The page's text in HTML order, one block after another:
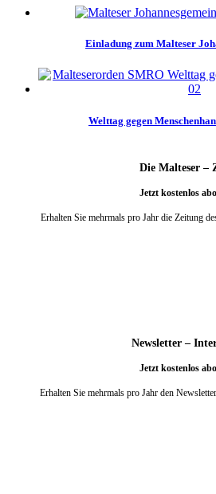
Einladung zum Malteser
Welttag gegen
Die Malteser –
Jetzt kostenlos
Erhalten Sie mehrmals pro Jahr die Zeitung
Newsletter –
Jetzt kostenlos
Erhalten Sie mehrmals pro Jahr den